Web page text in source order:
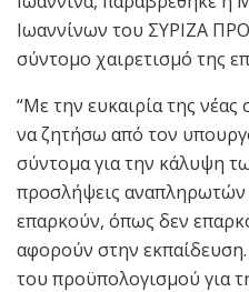
Ιωαννίνων του ΣΥΡΙΖΑ
σύντομο χαιρετισμό της
“Με την ευκαιρία της
να ζητήσω από τον
σύντομα για την κάλυψη
προσλήψεις αναπληρωτών
επαρκούν, όπως δεν
αφορούν στην εκπαίδευση.
του προϋπολογισμού για